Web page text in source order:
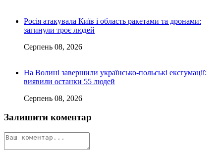
Росія атакувала Київ і область ракетами та дронами:
загинули троє людей
Серпень 08, 2026
На Волині завершили українсько-польські ексгумації:
виявили останки 55 людей
Серпень 08, 2026
Залишити коментар